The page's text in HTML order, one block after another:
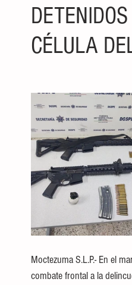
CÉLULA
Moctezuma S.L.P.- En el
combate frontal a la